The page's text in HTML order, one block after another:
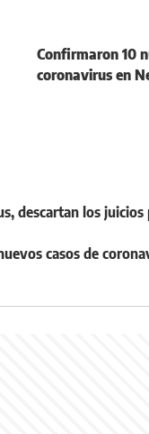
Confirmaron 10
coronavirus en
descartan los
casos de